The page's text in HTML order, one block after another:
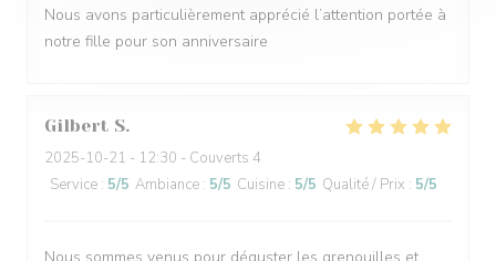
Nous avons particulièrement apprécié l’attention portée à
notre fille pour son anniversaire
Gilbert S
2025-10-21 - 12:30 - Couverts 4
Service : 5/5 Ambiance : 5/5 Cuisine : 5/5 Qualité / Prix : 5/5